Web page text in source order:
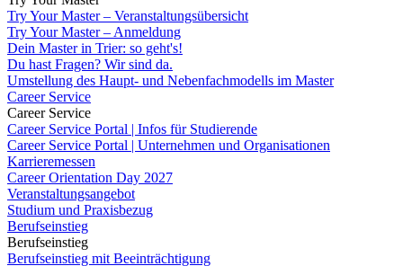
Try Your Master – Veranstaltungsübersicht
Try Your Master – Anmeldung
Dein Master in Trier: so geht's!
Du hast Fragen? Wir sind da.
Umstellung des Haupt- und Nebenfachmodells im Master
Career Service
Career Service
Career Service Portal | Infos für Studierende
Career Service Portal | Unternehmen und Organisationen
Karrieremessen
Career Orientation Day 2027
Veranstaltungsangebot
Studium und Praxisbezug
Berufseinstieg
Berufseinstieg
Berufseinstieg mit Beeinträchtigung